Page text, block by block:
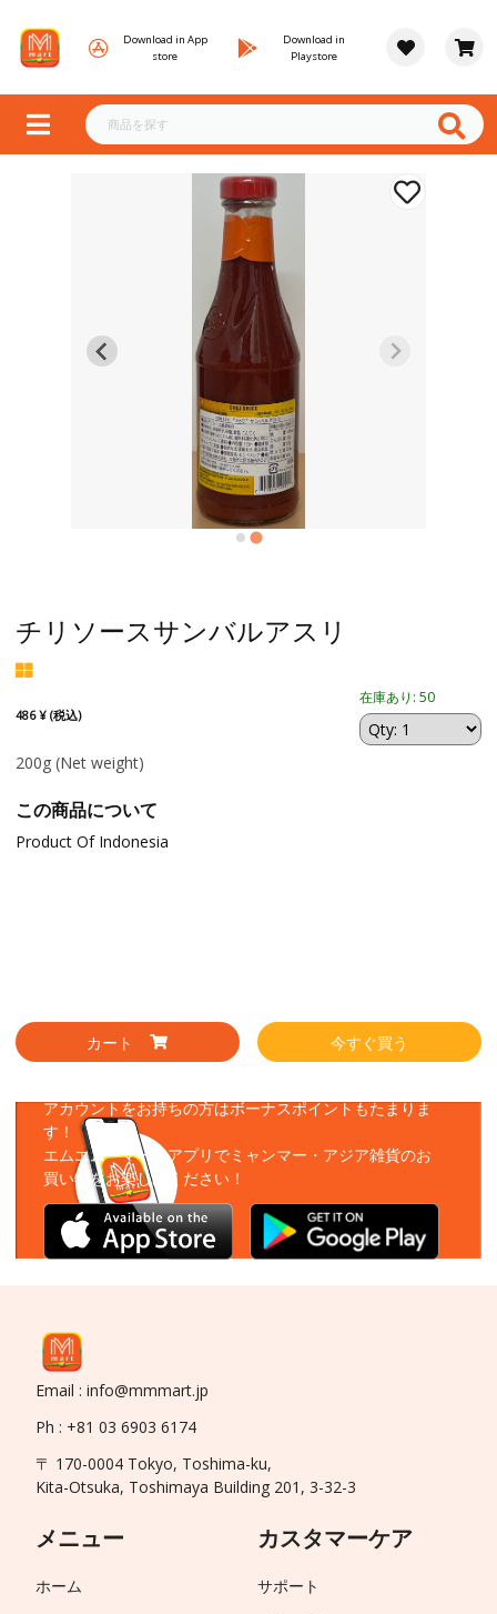
Download in App
store
Download in
Playstore
チリソースサンバルアスリ
486 ¥ (税込)
在庫あり: 50
200g (Net weight)
この商品について
Product Of Indonesia
カート 今すぐ買う
アカウントをお持ちの方はボーナスポイントもたまりま
す！
エムエムーマートアプリでミャンマー・アジア雑貨のお
買い物をお楽しみください！
Email : info@mmmart.jp
Ph : +81 03 6903 6174
〒 170-0004 Tokyo, Toshima-ku,
Kita-Otsuka, Toshimaya Building 201, 3-32-3
メニュー
ホーム
カスタマーケア
サポート